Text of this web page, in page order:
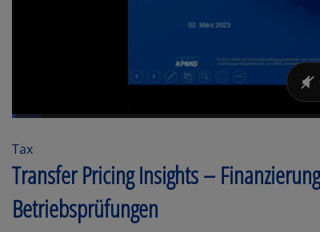
Tax
Transfer Pricing Insights –
Betriebsprüfungen